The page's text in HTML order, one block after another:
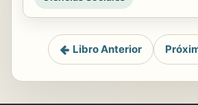
Libro Anterior